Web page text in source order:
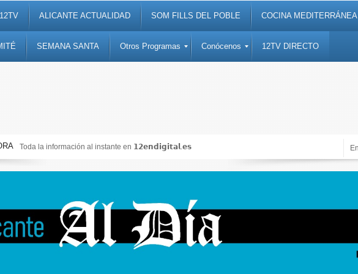
ALICANTE ACTUALIDAD SOM FILLS DEL POBLE COCINA MEDITERRÁNEA
SEMANA SANTA Otros Programas Conócenos 12TV DIRECTO
Noticias, debates, fiestas, cultura, ocio y entretenimiento